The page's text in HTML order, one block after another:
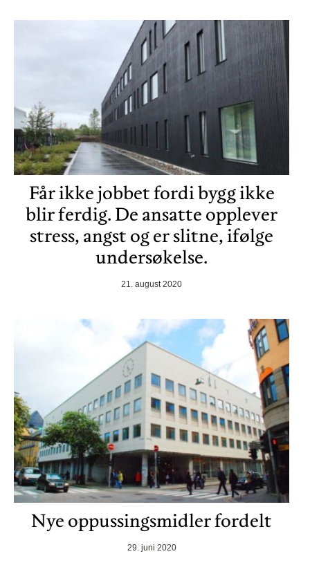
Får ikke jobbet fordi bygg ikke
blir ferdig. De ansatte opplever
stress, angst og er slitne, ifølge
undersøkelse.
21. august 2020
Nye oppussingsmidler fordelt
29. juni 2020